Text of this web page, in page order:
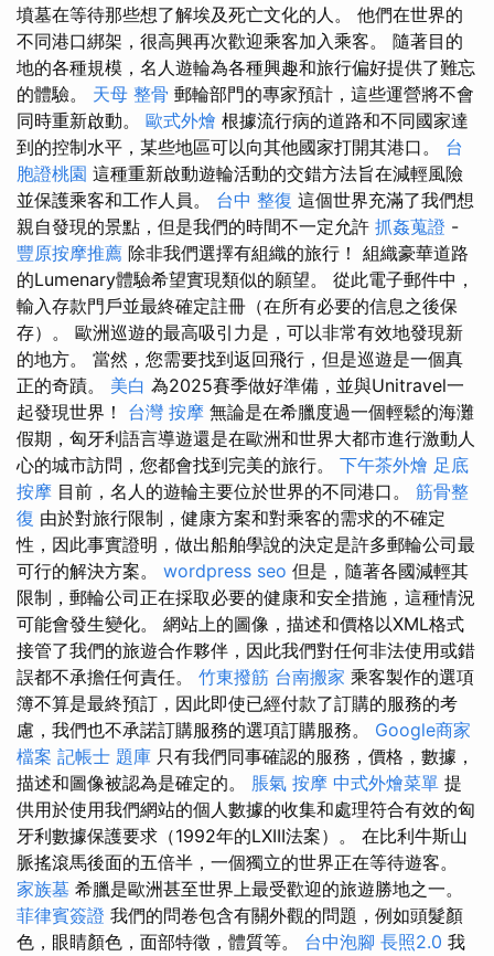
墳墓在等待那些想了解埃及死亡文化的人。 他們在世界的
不同港口綁架，很高興再次歡迎乘客加入乘客。 隨著目的
地的各種規模，名人遊輪為各種興趣和旅行偏好提供了難忘
的體驗。 天母 整骨 郵輪部門的專家預計，這些運營將不會
同時重新啟動。 歐式外燴 根據流行病的道路和不同國家達
到的控制水平，某些地區可以向其他國家打開其港口。 台
胞證桃園 這種重新啟動遊輪活動的交錯方法旨在減輕風險
並保護乘客和工作人員。 台中 整復 這個世界充滿了我們想
親自發現的景點，但是我們的時間不一定允許 抓姦蒐證 -
豐原按摩推薦 除非我們選擇有組織的旅行！ 組織豪華道路
的Lumenary體驗希望實現類似的願望。 從此電子郵件中，
輸入存款門戶並最終確定註冊（在所有必要的信息之後保
存）。 歐洲巡遊的最高吸引力是，可以非常有效地發現新
的地方。 當然，您需要找到返回飛行，但是巡遊是一個真
正的奇蹟。 美白 為2025賽季做好準備，並與Unitravel一
起發現世界！ 台灣 按摩 無論是在希臘度過一個輕鬆的海灘
假期，匈牙利語言導遊還是在歐洲和世界大都市進行激動人
心的城市訪問，您都會找到完美的旅行。 下午茶外燴 足底
按摩 目前，名人的遊輪主要位於世界的不同港口。 筋骨整
復 由於對旅行限制，健康方案和對乘客的需求的不確定
性，因此事實證明，做出船舶學說的決定是許多郵輪公司最
可行的解決方案。 wordpress seo 但是，隨著各國減輕其
限制，郵輪公司正在採取必要的健康和安全措施，這種情況
可能會發生變化。 網站上的圖像，描述和價格以XML格式
接管了我們的旅遊合作夥伴，因此我們對任何非法使用或錯
誤都不承擔任何責任。 竹東撥筋 台南搬家 乘客製作的選項
簿不算是最終預訂，因此即使已經付款了訂購的服務的考
慮，我們也不承諾訂購服務的選項訂購服務。 Google商家
檔案 記帳士 題庫 只有我們同事確認的服務，價格，數據，
描述和圖像被認為是確定的。 脹氣 按摩 中式外燴菜單 提
供用於使用我們網站的個人數據的收集和處理符合有效的匈
牙利數據保護要求（1992年的LXIII法案）。 在比利牛斯山
脈搖滾馬後面的五倍半，一個獨立的世界正在等待遊客。
家族墓 希臘是歐洲甚至世界上最受歡迎的旅遊勝地之一。
菲律賓簽證 我們的問卷包含有關外觀的問題，例如頭髮顏
色，眼睛顏色，面部特徵，體質等。 台中泡腳 長照2.0 我